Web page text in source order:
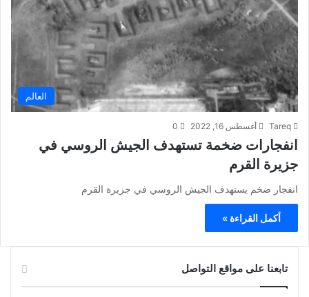
العالم
Tareq أغسطس 16, 2022 0
انفجارات ضخمة تستهدف الجيش الروسي في
جزيرة القرم
انفجار ضخم يستهدف الجيش الروسي في جزيرة القرم
أكمل القراءة »
تابعنا على مواقع التواصل